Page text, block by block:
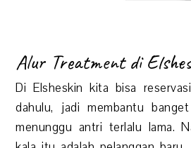
Alur Treatment di
Di Elsheskin kita bisa
dahulu, jadi membantu
menunggu antri terlalu lama.